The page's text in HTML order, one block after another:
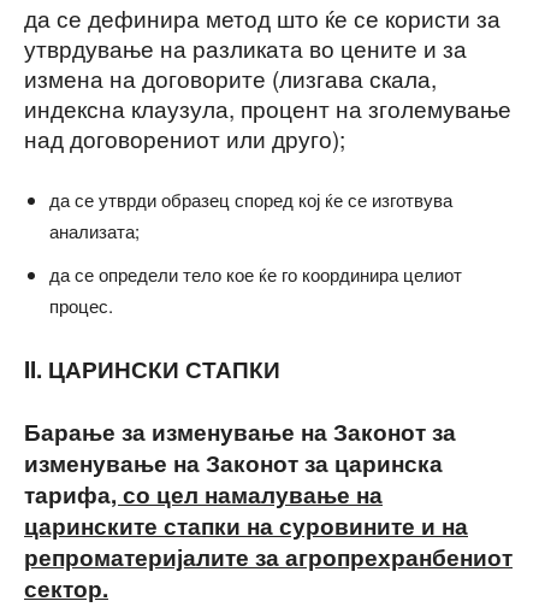
да се дефинира метод што ќе се користи за
утврдување на разликата во цените и за
измена на договорите (лизгава скала,
индексна клаузула, процент на зголемување
над договорениот или друго);
да се утврди образец според кој ќе се изготвува
анализата;
да се определи тело кое ќе го координира целиот
процес.
II. ЦАРИНСКИ СТАПКИ
Барање за изменување на Законот за
изменување наЗаконот за царинска
тарифа, со цел намалување на
царинските стапки на суровините и на
репроматеријалите за агропрехранбениот
сектор.